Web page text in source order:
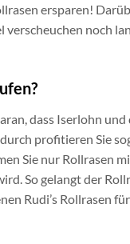
ersparen!
noch
dass Iserlohn
profitieren Sie
Sie nur Rollrasen
So gelangt der
Rudi’s Rollrasen